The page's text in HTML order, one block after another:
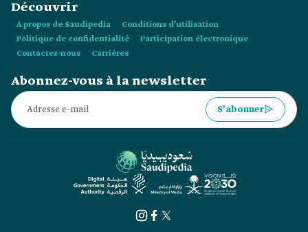
Découvrir
À propos de Saudipedia
Conditions d’utilisation
Politique de confidentialité
Participation électronique
Contactez-nous
Carrières
Abonnez-vous à la newsletter
S’abonner